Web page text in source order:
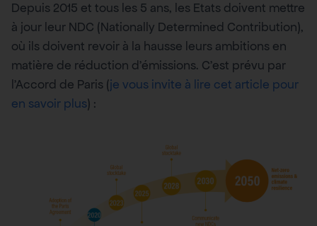
Depuis 2015 et tous les 5 ans, les Etats doivent mettre
à jour leur NDC (Nationally Determined Contribution),
où ils doivent revoir à la hausse leurs ambitions en
matière de réduction d’émissions. C’est prévu par
l’Accord de Paris (je vous invite à lire cet article pour
en savoir plus) :